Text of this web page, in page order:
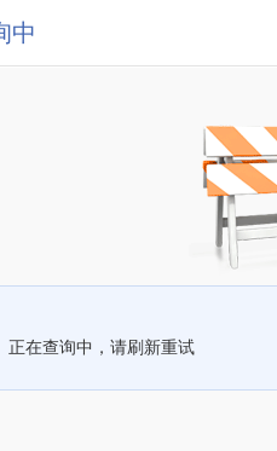
中
正在查询中，请刷新重试